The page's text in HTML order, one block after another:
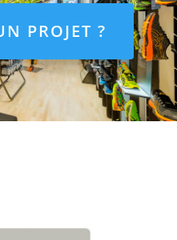
PROJET ?